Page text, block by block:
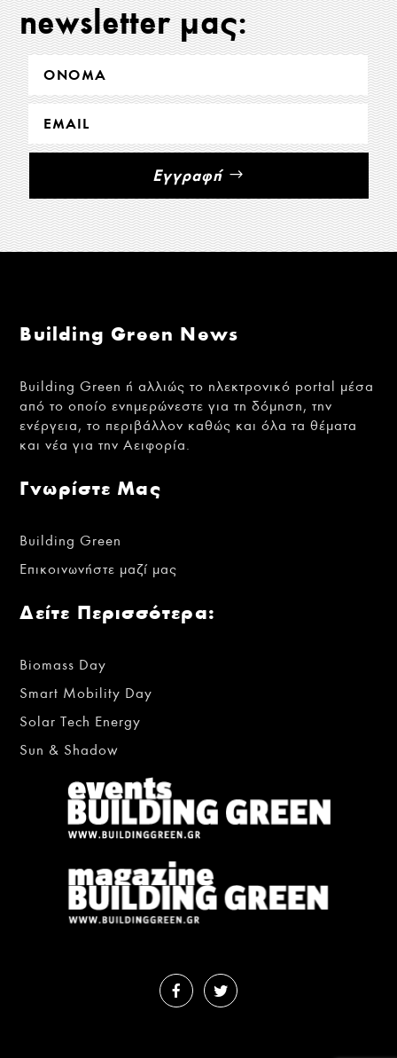
newsletter μας:
Εγγραφή
Building Green News
Building Green ή αλλιώς το ηλεκτρονικό portal μέσα
από το οποίο ενημερώνεστε για τη δόμηση, την
ενέργεια, το περιβάλλον καθώς και όλα τα θέματα
και νέα για την Αειφορία.
Γνωρίστε Μας
Building Green
Επικοινωνήστε μαζί μας
Δείτε Περισσότερα:
Biomass Day
Smart Mobility Day
Solar Tech Energy
Sun & Shadow